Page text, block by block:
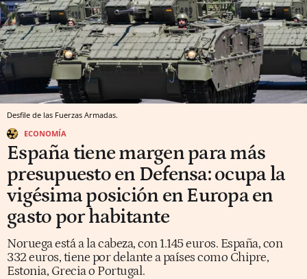
Desfile de las Fuerzas Armadas.
ECONOMÍA
España tiene margen para más
presupuesto en Defensa: ocupa la
vigésima posición en Europa en
gasto por habitante
Noruega está a la cabeza, con 1.145 euros. España, con
332 euros, tiene por delante a países como Chipre,
Estonia, Grecia o Portugal.